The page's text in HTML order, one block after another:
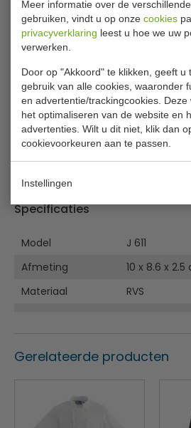
Meer informatie over de
gebruiken, vindt u op onze cookies
privacyverklaring leest u hoe we uw
verwerken.
Door op "Akkoord" te klikken, geeft u
gebruik van alle cookies, waaronder
en advertentie/trackingcookies.
het optimaliseren van de website en
advertenties. Wilt u dit niet, klik dan
cookievoorkeuren aan te passen.
Instellingen
Vogue RVS
Deze RVS fritesschep van Vogue
ideaal voor in iedere keuken, van
restaurants en cafés. De
efficiënt te scheppen, te
RVS
Vlakke handgreep
Specificaties
Model
J 611
Afmeting
10 x 8.6 x 2.5
Materiaal
RVS
Gerelateerde producten